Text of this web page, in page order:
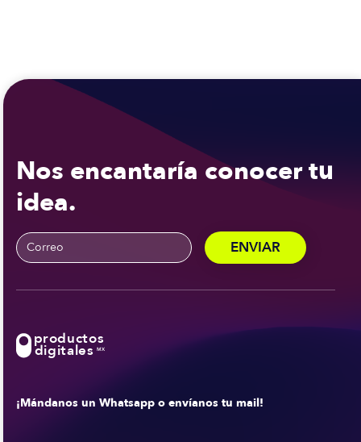
Nos encantaría conocer tu
idea.
productos
digitales MX
¡Mándanos un Whatsapp o envíanos tu mail!